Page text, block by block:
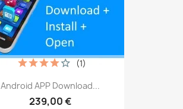
Android APP Download...
239,00 €
(1)